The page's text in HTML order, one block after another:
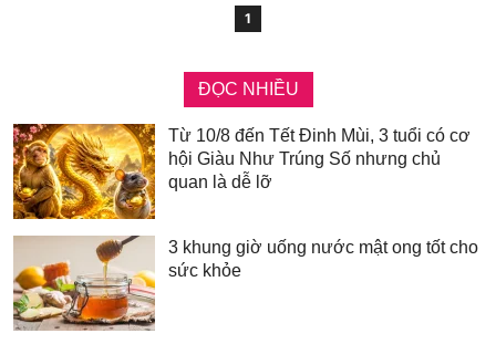
1
ĐỌC NHIỀU
Từ 10/8 đến Tết Đinh Mùi, 3 tuổi có cơ
hội Giàu Như Trúng Số nhưng chủ
quan là dễ lỡ
3 khung giờ uống nước mật ong tốt cho
sức khỏe